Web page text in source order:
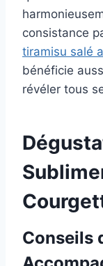
consistance
tiramisu salé
bénéficie
révéler tous
Conseils